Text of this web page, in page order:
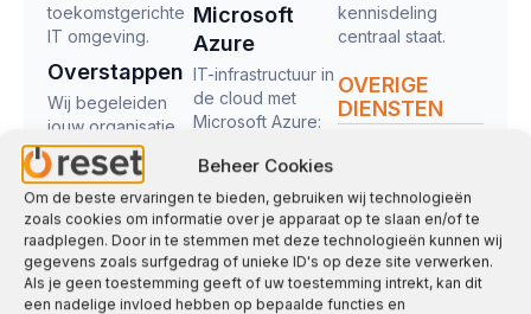
Beheer Cookies
Om de beste ervaringen te bieden, gebruiken wij technologieën
zoals cookies om informatie over je apparaat op te slaan en/of te
raadplegen. Door in te stemmen met deze technologieën kunnen wij
gegevens zoals surfgedrag of unieke ID's op deze site verwerken.
Als je geen toestemming geeft of uw toestemming intrekt, kan dit
een nadelige invloed hebben op bepaalde functies en
toekomstgerichte
IT omgeving.
Overstappen
Wij begeleiden
jouw organisatie
stap voor stap
naar een
verbeterde IT-
omgeving.
Microsoft
Azure
IT-infrastructuur in
de cloud met
Microsoft Azure:
en efficiënt
Bekijk alle
managed
services
kennisdeling
centraal staat.
OVERIGE
DIENSTEN
Webstudio
Business